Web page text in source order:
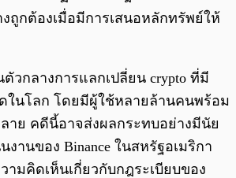
ถูกต้องเมื่อมีการเสนอหลักทรัพย์ให้
ตัวกลางการแลกเปลี่ยน crypto ที่มี
ในโลก โดยมีผู้ใช้หลายล้านคนพร้อม
าย คดีนี้อาจส่งผลกระทบอย่างมีนัย
านของ Binance ในสหรัฐอเมริกา
ามคิดเห็นเกี่ยวกับกฎระเบียบของ